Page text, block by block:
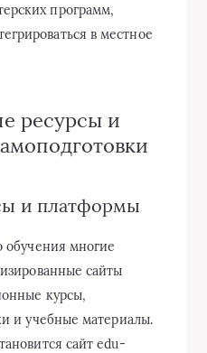
программ,
в местное
ресурсы и
и платформы
обучения многие
сайты
курсы,
и учебные материалы.
сайт edu-